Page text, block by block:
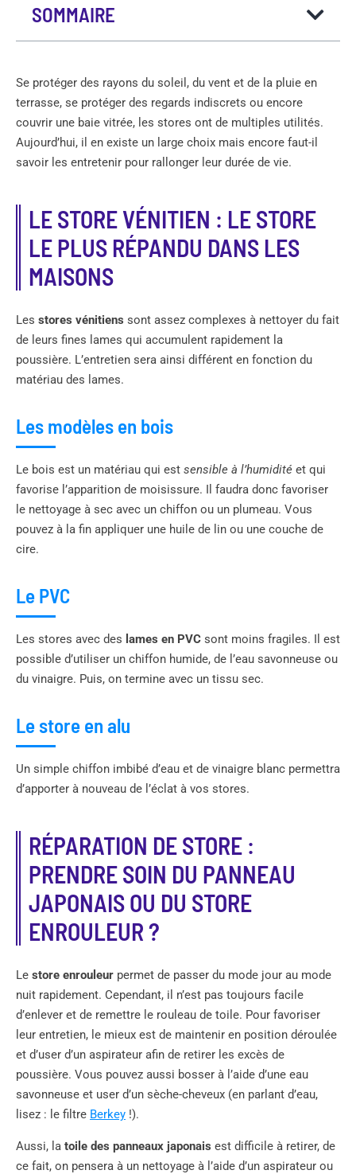
SOMMAIRE
Se protéger des rayons du soleil, du vent et de la pluie en
terrasse, se protéger des regards indiscrets ou encore
couvrir une baie vitrée, les stores ont de multiples utilités.
Aujourd’hui, il en existe un large choix mais encore faut-il
savoir les entretenir pour rallonger leur durée de vie.
LE STORE VÉNITIEN : LE STORE
LE PLUS RÉPANDU DANS LES
MAISONS
Les stores vénitiens sont assez complexes à nettoyer du fait
de leurs fines lames qui accumulent rapidement la
poussière. L’entretien sera ainsi différent en fonction du
matériau des lames.
Les modèles en bois
Le bois est un matériau qui est sensible à l’humidité et qui
favorise l’apparition de moisissure. Il faudra donc favoriser
le nettoyage à sec avec un chiffon ou un plumeau. Vous
pouvez à la fin appliquer une huile de lin ou une couche de
cire.
Le PVC
Les stores avec des lames en PVC sont moins fragiles. Il est
possible d’utiliser un chiffon humide, de l’eau savonneuse ou
du vinaigre. Puis, on termine avec un tissu sec.
Le store en alu
Un simple chiffon imbibé d’eau et de vinaigre blanc permettra
d’apporter à nouveau de l’éclat à vos stores.
RÉPARATION DE STORE :
PRENDRE SOIN DU PANNEAU
JAPONAIS OU DU STORE
ENROULEUR ?
Le store enrouleur permet de passer du mode jour au mode
nuit rapidement. Cependant, il n’est pas toujours facile
d’enlever et de remettre le rouleau de toile. Pour favoriser
leur entretien, le mieux est de maintenir en position déroulée
et d’user d’un aspirateur afin de retirer les excès de
poussière. Vous pouvez aussi bosser à l’aide d’une eau
savonneuse et user d’un sèche-cheveux (en parlant d’eau,
lisez : le filtre Berkey !).
Aussi, la toile des panneaux japonais est difficile à retirer, de
ce fait, on pensera à un nettoyage à l’aide d’un aspirateur ou